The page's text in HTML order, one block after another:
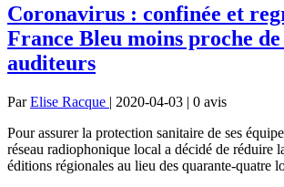
Coronavirus : confinée et
France Bleu moins proche de
auditeurs
ParElise Racque | 2020-04-03 | 0 avis
Pour assurer la protection sanitaire de ses
réseau radiophonique local a décidé de réduire
éditions régionales au lieu des quarante-quatre